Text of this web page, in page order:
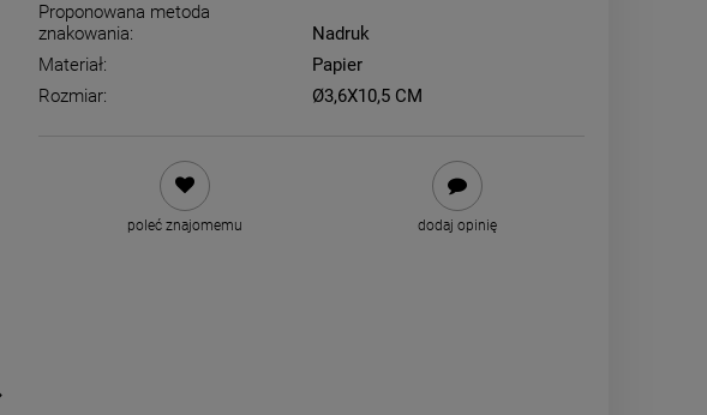
Proponowana metoda
znakowania:
Nadruk
Materiał:
Papier
Rozmiar:
Ø3,6X10,5 CM
poleć znajomemu dodaj opinię